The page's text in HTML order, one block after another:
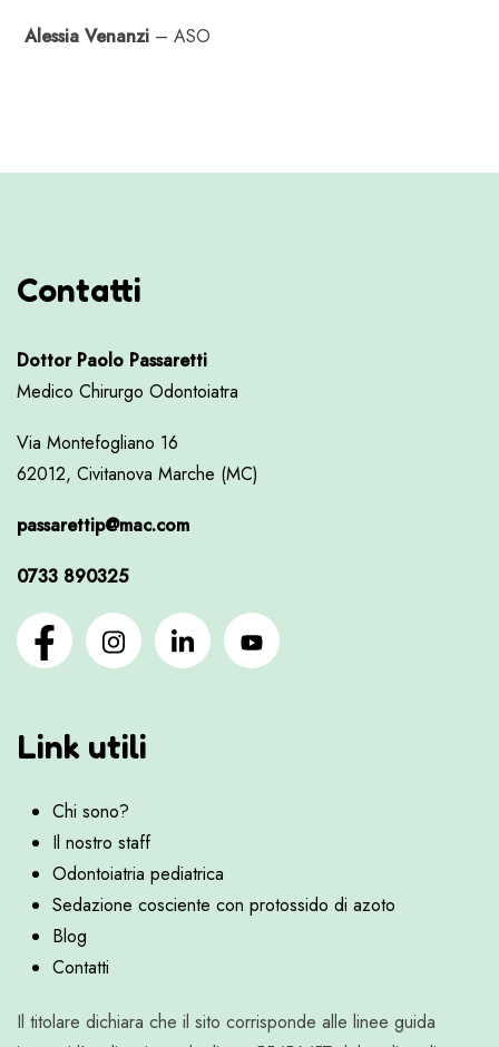
Alessia Venanzi – ASO
Contatti
Dottor Paolo Passaretti
Medico Chirurgo Odontoiatra
Via Montefogliano 16
62012, Civitanova Marche (MC)
passarettip@mac.com
0733 890325
Link utili
Chi sono?
Il nostro staff
Odontoiatria pediatrica
Sedazione cosciente con protossido di azoto
Blog
Contatti
Il titolare dichiara che il sito corrisponde alle linee guida